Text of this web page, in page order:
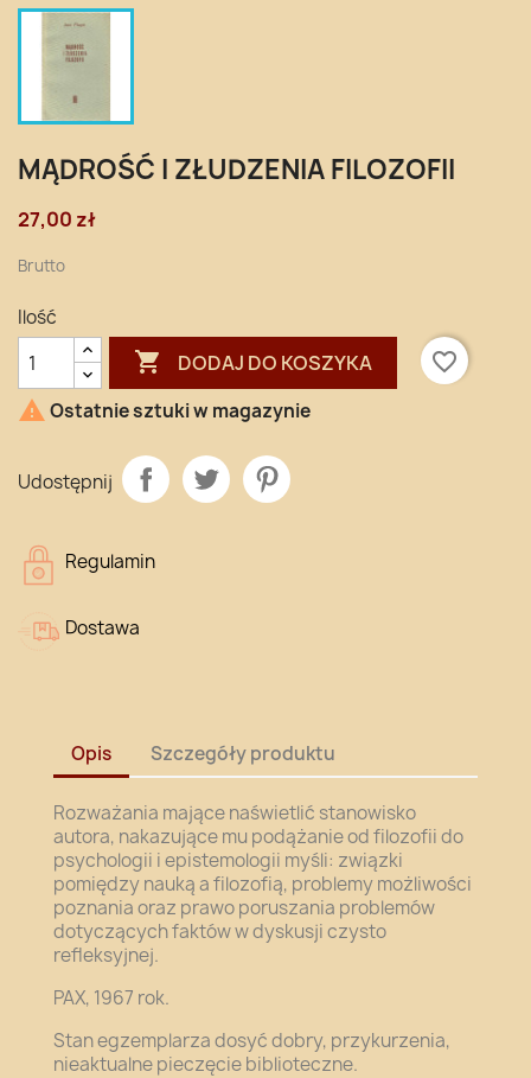
MĄDROŚĆ I ZŁUDZENIA FILOZOFII
27,00 zł
Brutto
Ilość
 DODAJ DO KOSZYKA
favorite_border
 Ostatnie sztuki w magazynie
Udostępnij
Regulamin
Dostawa
Opis Szczegóły produktu
Rozważania mające naświetlić stanowisko
autora, nakazujące mu podążanie od filozofii do
psychologii i epistemologii myśli: związki
pomiędzy nauką a filozofią, problemy możliwości
poznania oraz prawo poruszania problemów
dotyczących faktów w dyskusji czysto
refleksyjnej.
PAX, 1967 rok.
Stan egzemplarza dosyć dobry, przykurzenia,
nieaktualne pieczęcie biblioteczne.